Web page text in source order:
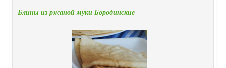
Блины из ржаной муки Бородинские